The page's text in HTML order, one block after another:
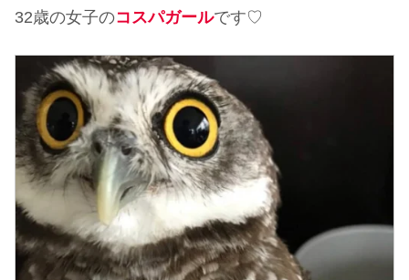
32歳の女子のコスパガールです♡